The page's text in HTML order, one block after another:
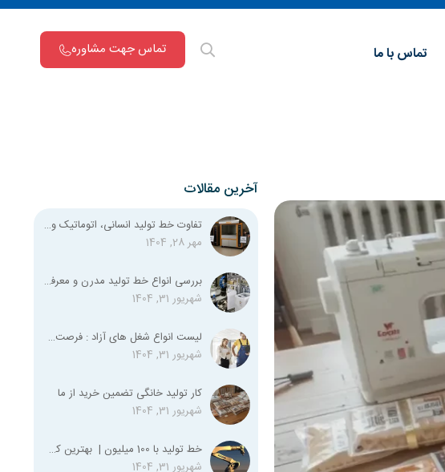
تماس با ما تماس جهت مشاوره
آخرین مقالات
تفاوت خط تولید انسانی، اتوماتیک و نیمه اتوماتیک چیست؟
مهر 28, 1404
بررسی انواع خط تولید مدرن و معرفی تمامی استانداردهای لازم
شهریور 31, 1404
لیست انواع شغل‌ های آزاد : فرصت‌های شغلی متنوع برای همه
شهریور 31, 1404
کار تولید خانگی تضمین خرید از ما
شهریور 31, 1404
خط تولید با 100 میلیون | بهترین کسب و کار با صد میلیون
شهریور 31, 1404